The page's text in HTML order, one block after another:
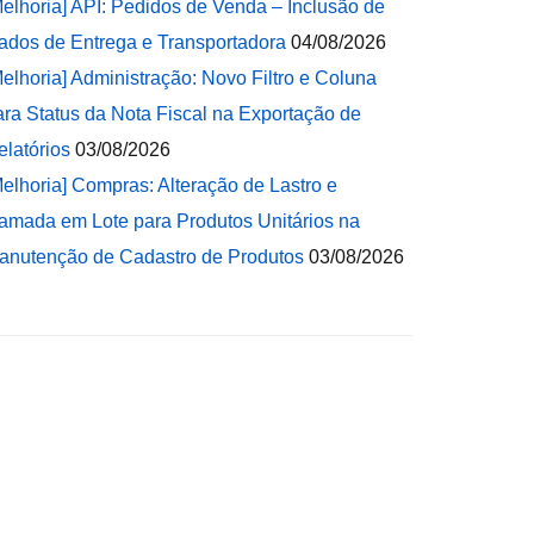
API: Pedidos de Venda – Inclusão de
de Entrega e Transportadora 04/08/2026
Administração: Novo Filtro e Coluna
Status da Nota Fiscal na Exportação de
03/08/2026
Compras: Alteração de Lastro e
em Lote para Produtos Unitários na
de Cadastro de Produtos 03/08/2026